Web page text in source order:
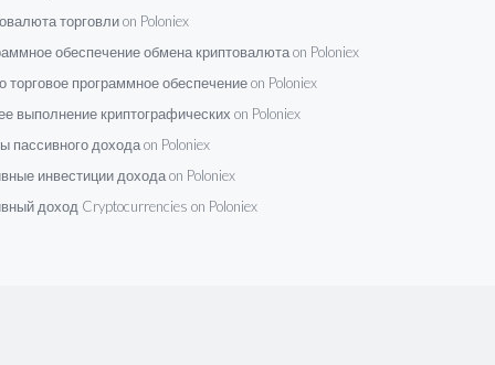
торговли on Poloniex
обеспечение обмена криптовалюта on Poloniex
торговое программное обеспечение on Poloniex
выполнение криптографических on Poloniex
пассивного дохода on Poloniex
инвестиции дохода on Poloniex
доход Cryptocurrencies on Poloniex